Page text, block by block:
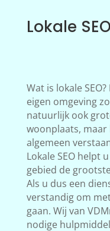
Lokale
Wat is lokale
eigen omgeving
natuurlijk ook
woonplaats,
algemeen
Lokale SEO helpt
gebied de
Als u dus een
verstandig om
gaan. Wij van
nodige